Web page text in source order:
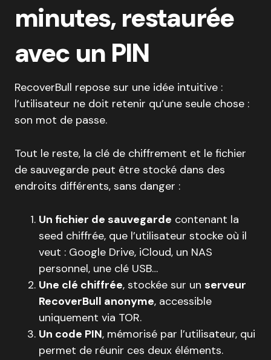
minutes, restaurée
avec un PIN
RecoverBull repose sur une idée intuitive :
l’utilisateur ne doit retenir qu’une seule chose :
son mot de passe.
Tout le reste, la clé de chiffrement et le fichier
de sauvegarde peut être stocké dans des
endroits différents, sans danger :
Un fichier de sauvegarde contenant la
seed chiffrée, que l’utilisateur stocke où il
veut : Google Drive, iCloud, un NAS
personnel, une clé USB…
Une clé chiffrée, stockée sur un serveur
RecoverBull anonyme, accessible
uniquement via TOR.
Un code PIN, mémorisé par l’utilisateur, qui
permet de réunir ces deux éléments.